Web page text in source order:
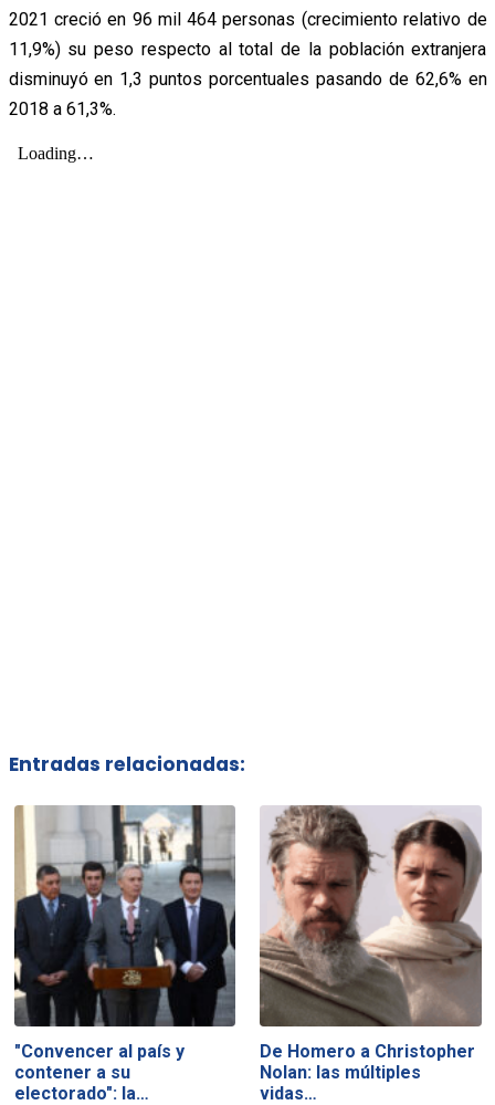
2021 creció en 96 mil 464 personas (crecimiento relativo de
11,9%) su peso respecto al total de la población extranjera
disminuyó en 1,3 puntos porcentuales pasando de 62,6% en
2018 a 61,3%.
Entradas relacionadas:
"Convencer al país y
contener a su
electorado": la…
De Homero a Christopher
Nolan: las múltiples
vidas…